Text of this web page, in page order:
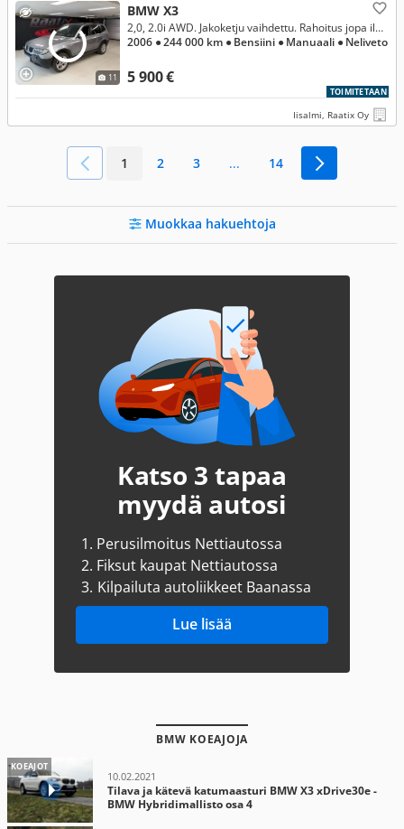
11
BMW X3
5 900 €
2,0, 2.0i AWD. Jakoketju vaihdettu. Rahoitus jopa ilman käsirahaa!
2006 ● 244 000 km ● Bensiini ● Manuaali ● Neliveto
TOIMITETAAN
Iisalmi, Raatix Oy
1 2 3 ... 14
Muokkaa hakuehtoja
Katso 3 tapaa
myydä autosi
1. Perusilmoitus Nettiautossa
2. Fiksut kaupat Nettiautossa
3. Kilpailuta autoliikkeet Baanassa
Lue lisää
BMW KOEAJOJA
KOEAJOT
10.02.2021
Tilava ja kätevä katumaasturi BMW X3 xDrive30e -
BMW Hybridimallisto osa 4